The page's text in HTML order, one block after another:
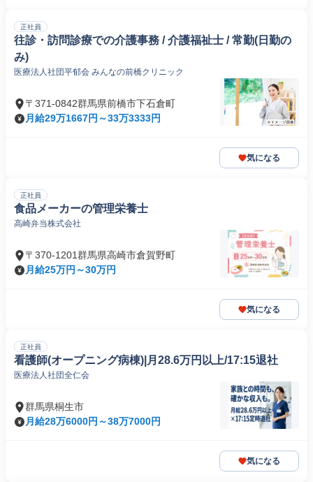
正社員
往診・訪問診療での介護事務 / 介護福祉士 / 常勤(日勤の
み)
医療法人社団平郁会 みんなの前橋クリニック
〒371-0842群馬県前橋市下石倉町
月給29万1667円～33万3333円
気になる
正社員
食品メーカーの管理栄養士
高崎弁当株式会社
〒370-1201群馬県高崎市倉賀野町
月給25万円～30万円
気になる
正社員
看護師(オープニング病棟)|月28.6万円以上/17:15退社
医療法人社団全仁会
群馬県桐生市
月給28万6000円～38万7000円
気になる